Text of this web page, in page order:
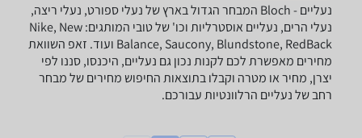
נעליים - ‏Bloch המבחר הגדול בארץ של נעלי ספורט, נעלי ריצה,
נעלי הרים, נעליים אוסטרליות וכו' של טובי המותגים: Nike, New
Balance, Saucony, Blundstone, RedBack ועוד. זאפ השוואת
מחירים מאפשרת לכם לקנות נכון גם נעליים, היכנסו, סננו לפי
יצרן, מחיר או מטרה וקבלו בתוצאות החיפוש מחירים של מבחר
רחב של נעליים הרלוונטיות עבורכם.